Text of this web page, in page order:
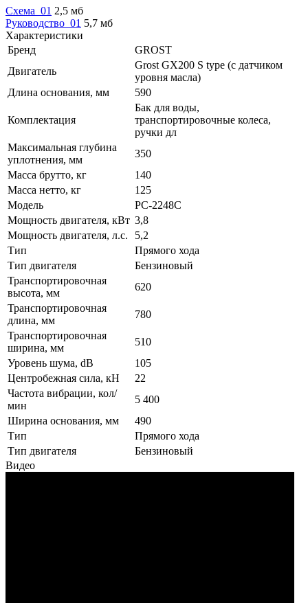
Схема_01 2,5 мб
Руководство_01 5,7 мб
Характеристики
Бренд
GROST
Двигатель
Grost GX200 S type (с датчиком
уровня масла)
Длина основания, мм
590
Комплектация
Бак для воды,
транспортировочные колеса,
ручки дл
Максимальная глубина
уплотнения, мм
350
Масса брутто, кг
140
Масса нетто, кг
125
Модель
PC-2248C
Мощность двигателя, кВт 3,8
Мощность двигателя, л.с.
5,2
Тип
Прямого хода
Тип двигателя
Бензиновый
Транспортировочная
высота, мм
620
Транспортировочная
длина, мм
780
Транспортировочная
ширина, мм
510
Уровень шума, dB
105
Центробежная сила, кН
22
Частота вибрации, кол/
мин
5 400
Ширина основания, мм
490
Тип
Прямого хода
Тип двигателя
Бензиновый
Видео